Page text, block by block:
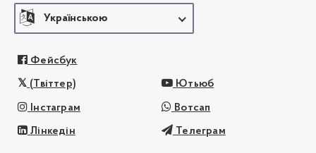
Українською
Фейсбук
(Твіттер) Ютьюб
Інстаграм Вотсап
Лінкедін Телеграм